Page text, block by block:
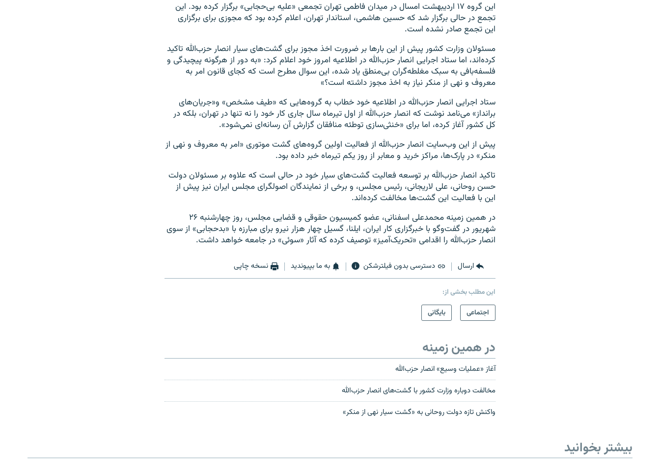
این گروه ۱۷ اردیبهشت امسال در میدان فاطمی تهران تجمعی «علیه بی‌حجابی» برگزار کرده بود. این
تجمع در حالی برگزار شد که حسین هاشمی، استاندار تهران، اعلام کرده بود که مجوزی برای برگزاری
این تجمع صادر نشده است.
مسئولان وزارت کشور پیش از این بارها بر ضرورت اخذ مجوز برای گشت‌های سیار انصار حزب‌الله تاکید
کرده‌اند، اما ستاد اجرایی انصار حزب‌الله در اطلاعیه امروز خود اعلام کرد: «به دور از هرگونه پيچيدگی و
فلسفه‌بافی به سبک مغلطه‌گران بی‌منطق ياد شده، اين سوال مطرح است كه كجای قانون امر به
معروف و نهی از منكر نياز به اخذ مجوز داشته است؟»
ستاد اجرایی انصار حزب‌الله در اطلاعیه خود خطاب به گروه‌هایی که «طيف مشخص» و«جريان‌های
برانداز» می‌نامد نوشت که انصار حزب‌الله از اول تيرماه سال جاری كار خود را نه تنها در تهران، بلكه در
كل كشور آغاز كرده، اما برای «خنثی‌سازی توطئه منافقان گزارش آن رسانه‌ای نمی‌شود».
پیش از این وب‌سایت انصار حزب‌الله از فعالیت اولین گروه‌های گشت موتوری «امر به معروف و نهی از
منکر» در پارک‌ها، مراکز خرید و معابر از روز یکم تیرماه خبر داده بود.
تاکید انصار حزب‌الله بر توسعه فعالیت گشت‌های سیار خود در حالی است که علاوه بر مسئولان دولت
حسن روحانی، علی لاریجانی، رئیس مجلس، و برخی از نمایندگان اصولگرای مجلس ایران نیز پیش از
این با فعالیت این گشت‌ها مخالفت کرده‌اند.
در همین زمینه محمدعلی اسفنانی، عضو کمیسیون حقوقی و قضایی مجلس، روز چهارشنبه ۲۶
شهریور در گفت‌وگو با خبرگزاری کار ایران، ایلنا، گسیل چهار هزار نیرو برای مبارزه با «بدحجابی» از سوی
انصار حزب‌الله را اقدامی «تحریک‌آمیز» توصیف کرده که آثار «سوئی» در جامعه خواهد داشت.
ارسال دسترسی بدون فیلترشکن به ما بپیوندید نسخه چاپی
این مطلب بخشی از:
اجتماعی
بایگانی
در همین زمینه
آغاز «عملیات وسیع» انصار حزب‌الله
مخالفت دوباره وزارت کشور با گشت‌های انصار حزب‌الله
واکنش تازه دولت روحانی به «گشت سیار نهی از منکر»
بیشتر بخوانید